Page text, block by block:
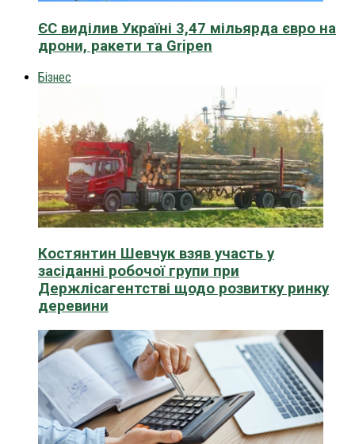
ЄС виділив Україні 3,47 мільярда євро на
дрони, ракети та Gripen
Бізнес
Костянтин Шевчук взяв участь у
засіданні робочої групи при
Держлісагентстві щодо розвитку ринку
деревини